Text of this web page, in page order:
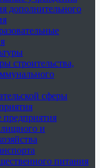
дополнительного
строительства,
сферы
и
питания